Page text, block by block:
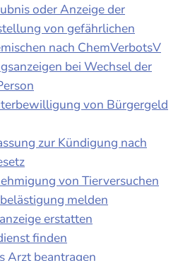
oder Anzeige der
von gefährlichen
nach ChemVerbotsV
bei Wechsel der
von Bürgergeld
zur Kündigung nach
von Tierversuchen
melden
erstatten
finden
Arzt beantragen